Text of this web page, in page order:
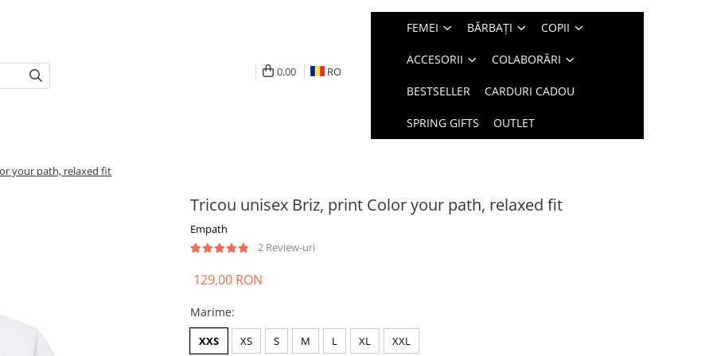
0,00 RO
FEMEI BĂRBAȚI COPII
ACCESORII COLABORĂRI
BESTSELLER CARDURI CADOU
SPRING GIFTS OUTLET
your path, relaxed fit
Tricou unisex Briz, print Color your path, relaxed fit
Empath
2 Review-uri
129,00 RON
Marime:
XXS XS S M L XL XXL